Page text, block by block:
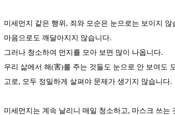
미세먼지 같은 행위, 죄와 모순은 눈으로는 보이지 않
마음으로도 깨달아지지 않습니다.
그러나 청소하여 먼지를 모아 보면 많이 나옵니다.
우리 삶에서 해(害)를 주는 것들도 눈으로 안 보여도
고로, 모두 정밀하게 살펴야 문제가 생기지 않습니다.
미세먼지는 계속 날리니 매일 청소하고, 마스크 쓰는